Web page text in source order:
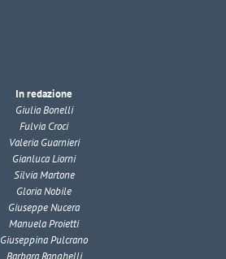
In redazione
Giulia Bonelli
Fulvia Croci
Valeria Guarnieri
Gianluca Liorni
Silvia Martone
Gloria Nobile
Giuseppe Nucera
Manuela Proietti
Giuseppina Pulcrano